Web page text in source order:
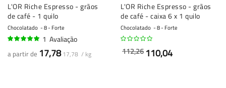
L'OR Riche Espresso - grãos
de café - 1 quilo
Chocolatado 8 - Forte
1 Avaliação
a partir de 17,78 17,78 / kg
L'OR Riche Espresso - grãos
de café - caixa 6 x 1 quilo
Chocolatado 8 - Forte
110,04
112,26